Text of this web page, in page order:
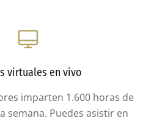
virtuales en vivo
imparten 1.600 horas de
semana. Puedes asistir en